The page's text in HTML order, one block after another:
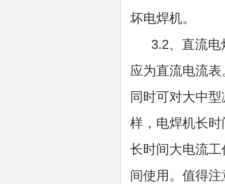
坏电焊机。
3.2、直流电
应为直流电流
同时可对大中
样，电焊机长
长时间大电流
间使用。值得